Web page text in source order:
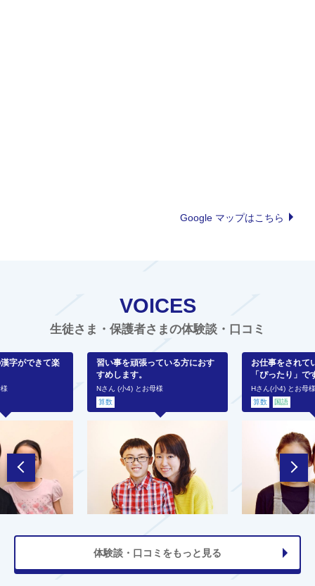
Google マップはこちら
VOICES
生徒さま・保護者さまの体験談・口コミ
字ができて楽
習い事を頑張っている方におす
すめします。
Nさん (小4) とお母様
算数
お仕事をされて
「ぴったり」で
Hさん(小4) とお母
算数
国語
体験談・口コミをもっと見る